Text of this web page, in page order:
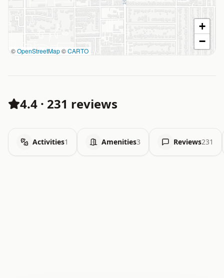
©OpenStreetMap©CARTO
+
−
4.4 · 231 reviews
Activities1 Amenities3 Reviews231